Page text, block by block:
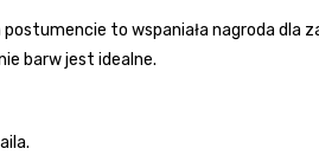
to wspaniała nagroda dla
barw jest idealne.